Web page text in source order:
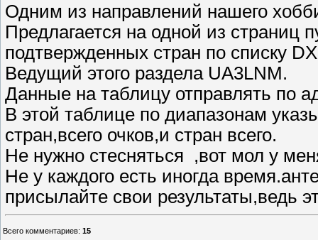
Одним из направлений нашего
Предлагается на одной из страниц
подтвержденных стран по списку
Ведущий этого раздела UA3LNM.
Данные на таблицу отправлять по
В этой таблице по диапазонам
стран,всего очков,и стран всего.
Не нужно стесняться ,вот мол у
Не у каждого есть иногда
присылайте свои результаты,ведь
Всего комментариев: 15